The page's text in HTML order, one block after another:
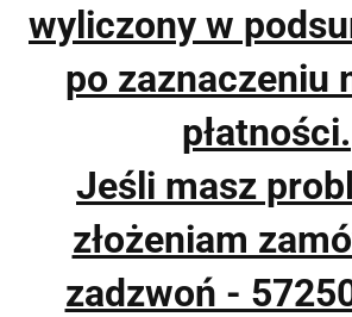
wyliczony w
po zaznaczeniu
płatności.
Jeśli masz
złożeniam
zadzwoń -